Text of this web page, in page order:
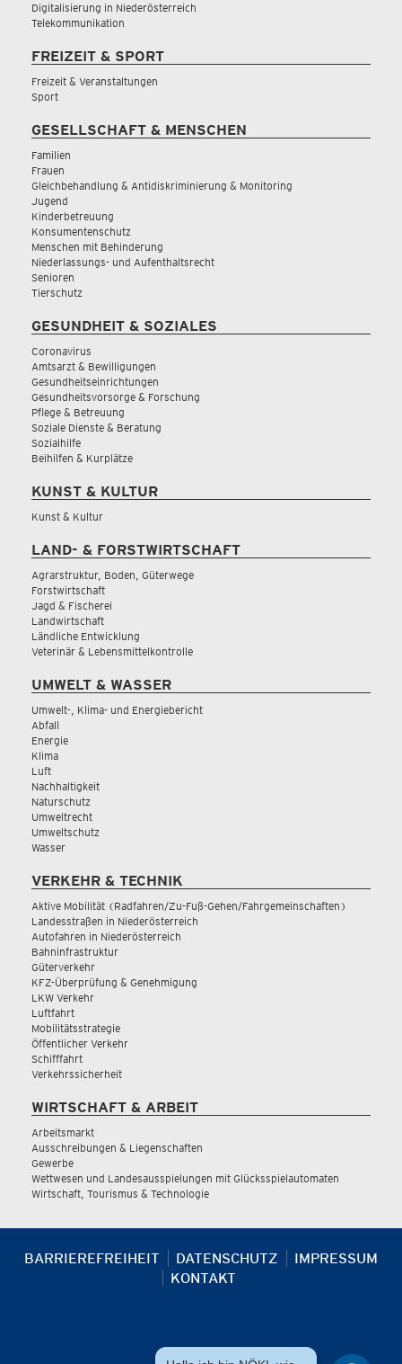
Digitalisierung in Niederösterreich
Telekommunikation
FREIZEIT & SPORT
Freizeit & Veranstaltungen
Sport
GESELLSCHAFT & MENSCHEN
Familien
Frauen
Gleichbehandlung & Antidiskriminierung & Monitoring
Jugend
Kinderbetreuung
Konsumentenschutz
Menschen mit Behinderung
Niederlassungs- und Aufenthaltsrecht
Senioren
Tierschutz
GESUNDHEIT & SOZIALES
Coronavirus
Amtsarzt & Bewilligungen
Gesundheitseinrichtungen
Gesundheitsvorsorge & Forschung
Pflege & Betreuung
Soziale Dienste & Beratung
Sozialhilfe
Beihilfen & Kurplätze
KUNST & KULTUR
Kunst & Kultur
LAND- & FORSTWIRTSCHAFT
Agrarstruktur, Boden, Güterwege
Forstwirtschaft
Jagd & Fischerei
Landwirtschaft
Ländliche Entwicklung
Veterinär & Lebensmittelkontrolle
UMWELT & WASSER
Umwelt-, Klima- und Energiebericht
Abfall
Energie
Klima
Luft
Nachhaltigkeit
Naturschutz
Umweltrecht
Umweltschutz
Wasser
VERKEHR & TECHNIK
Aktive Mobilität (Radfahren/Zu-Fuß-Gehen/Fahrgemeinschaften)
Landesstraßen in Niederösterreich
Autofahren in Niederösterreich
Bahninfrastruktur
Güterverkehr
KFZ-Überprüfung & Genehmigung
LKW Verkehr
Luftfahrt
Mobilitätsstrategie
Öffentlicher Verkehr
Schifffahrt
Verkehrssicherheit
WIRTSCHAFT & ARBEIT
Arbeitsmarkt
Ausschreibungen & Liegenschaften
Gewerbe
Wettwesen und Landesausspielungen mit Glücksspielautomaten
Wirtschaft, Tourismus & Technologie
BARRIEREFREIHEIT DATENSCHUTZ
IMPRESSUM
KONTAKT